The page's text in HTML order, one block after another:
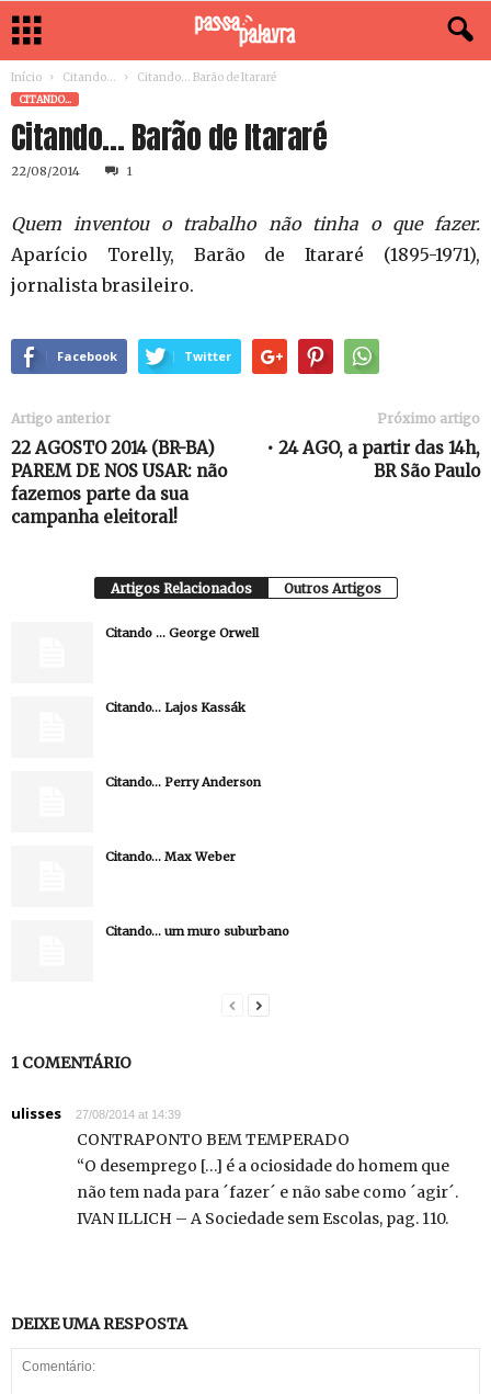
Início Citando... Citando… Barão de Itararé
CITANDO...
Citando… Barão de Itararé
22/08/2014 1
Quem inventou o trabalho não tinha o que fazer.
Aparício Torelly, Barão de Itararé (1895-1971),
jornalista brasileiro.
Facebook Twitter
Artigo anterior
22 AGOSTO 2014 (BR-BA)
PAREM DE NOS USAR: não
fazemos parte da sua
campanha eleitoral!
Próximo artigo
• 24 AGO, a partir das 14h,
BR São Paulo
Artigos Relacionados Outros Artigos
Citando … George Orwell
Citando… Lajos Kassák
Citando… Perry Anderson
Citando… Max Weber
Citando… um muro suburbano
1 COMENTÁRIO
ulisses 27/08/2014 at 14:39
CONTRAPONTO BEM TEMPERADO
“O desemprego […] é a ociosidade do homem que
não tem nada para ´fazer´ e não sabe como ´agir´.
IVAN ILLICH – A Sociedade sem Escolas, pag. 110.
DEIXE UMA RESPOSTA